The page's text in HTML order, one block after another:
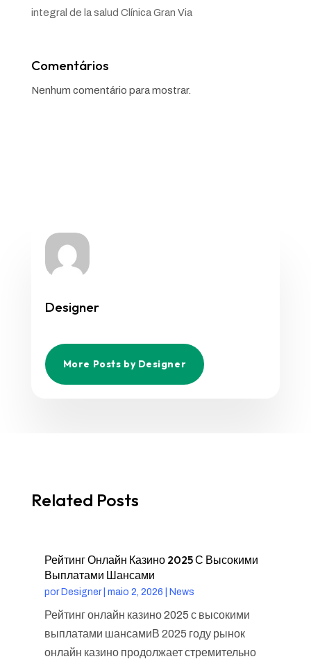
integral de la salud Clínica Gran Via
Comentários
Nenhum comentário para mostrar.
Designer
More Posts by Designer
Related Posts
Рейтинг Онлайн Казино 2025 С Высокими
Выплатами Шансами
por Designer| maio 2, 2026 News
Рейтинг онлайн казино 2025 с высокими
выплатами шансамиВ 2025 году рынок
онлайн казино продолжает стремительно